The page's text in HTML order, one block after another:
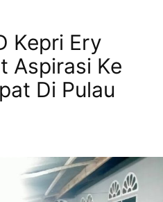
Kepri Ery
Aspirasi Ke
Di Pulau